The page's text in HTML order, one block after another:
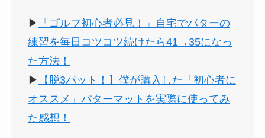
▶︎
「ゴルフ初心者必見！」自宅でパターの
練習を毎日コツコツ続けたら41→35になっ
た方法！
▶︎
【脱3パット！】僕が購入した「初心者に
オススメ」パターマットを実際に使ってみ
た感想！